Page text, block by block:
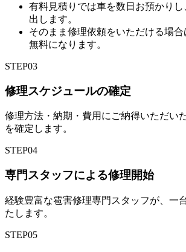
有料見積りでは車を数日お預かり
出します。
そのまま修理依頼をいただける場
無料になります。
STEP03
修理スケジュールの確定
修理方法・納期・費用にご納得いただい
を確定します。
STEP04
専門スタッフによる修理開始
経験豊富な雹害修理専門スタッフが、一
たします。
STEP05